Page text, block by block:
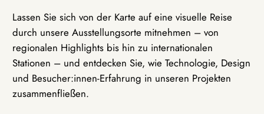
Lassen Sie sich von der Karte auf eine visuelle Reise
durch unsere Ausstellungsorte mitnehmen – von
regionalen Highlights bis hin zu internationalen
Stationen – und entdecken Sie, wie Technologie, Design
und Besucher:innen-Erfahrung in unseren Projekten
zusammenfließen.